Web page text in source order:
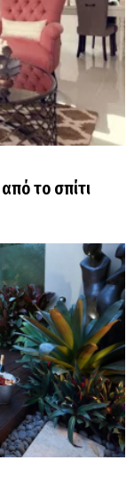
το σπίτι